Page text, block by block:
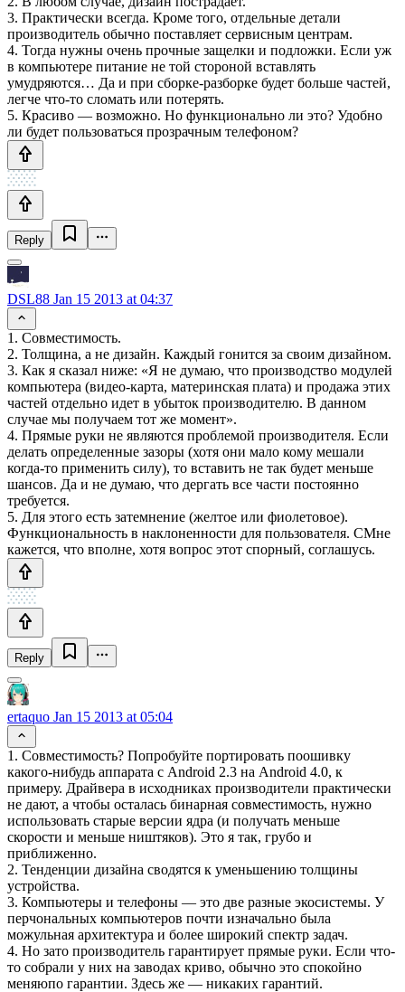
3. Практически всегда. Кроме того, отдельные детали
производитель обычно поставляет сервисным центрам.
4. Тогда нужны очень прочные защелки и подложки. Если уж
в компьютере питание не той стороной вставлять
умудряются… Да и при сборке-разборке будет больше частей,
легче что-то сломать или потерять.
5. Красиво — возможно. Но функционально ли это? Удобно
ли будет пользоваться прозрачным телефоном?
Reply
DSL88 Jan 15 2013 at 04:37
1. Совместимость.
2. Толщина, а не дизайн. Каждый гонится за своим дизайном.
3. Как я сказал ниже: «Я не думаю, что производство модулей
компьютера (видео-карта, материнская плата) и продажа этих
частей отдельно идет в убыток производителю. В данном
случае мы получаем тот же момент».
4. Прямые руки не являются проблемой производителя. Если
делать определенные зазоры (хотя они мало кому мешали
когда-то применить силу), то вставить не так будет меньше
шансов. Да и не думаю, что дергать все части постоянно
требуется.
5. Для этого есть затемнение (желтое или фиолетовое).
Функциональность в наклоненности для пользователя. СМне
кажется, что вполне, хотя вопрос этот спорный, соглашусь.
Reply
ertaquo Jan 15 2013 at 05:04
1. Совместимость? Попробуйте портировать поошивку
какого-нибудь аппарата с Android 2.3 на Android 4.0, к
примеру. Драйвера в исходниках производители практически
не дают, а чтобы осталась бинарная совместимость, нужно
использовать старые версии ядра (и получать меньше
скорости и меньше ништяков). Это я так, грубо и
приближенно.
2. Тенденции дизайна сводятся к уменьшению толщины
устройства.
3. Компьютеры и телефоны — это две разные экосистемы. У
перчональных компьютеров почти изначально была
можульная архитектура и более широкий спектр задач.
4. Но зато производитель гарантирует прямые руки. Если что-
то собрали у них на заводах криво, обычно это спокойно
меняюпо гарантии. Здесь же — никаких гарантий.